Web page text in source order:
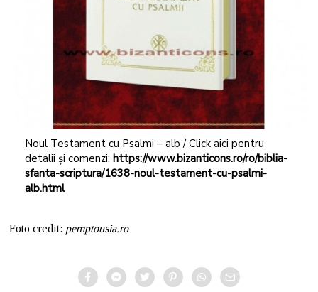
Noul Testament cu Psalmi – alb / Click aici pentru
detalii și comenzi: https://www.bizanticons.ro/ro/biblia-
sfanta-scriptura/1638-noul-testament-cu-psalmi-
alb.html
Foto credit: pemptousia.ro